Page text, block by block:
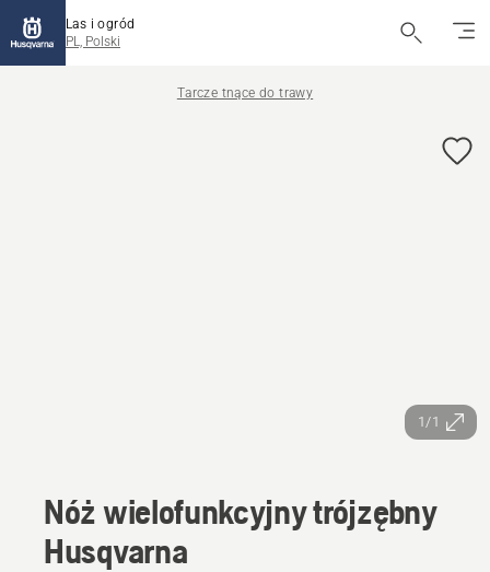
Las i ogród
PL, Polski
Tarcze tnące do trawy
1/1
Nóż wielofunkcyjny trójzębny
Husqvarna